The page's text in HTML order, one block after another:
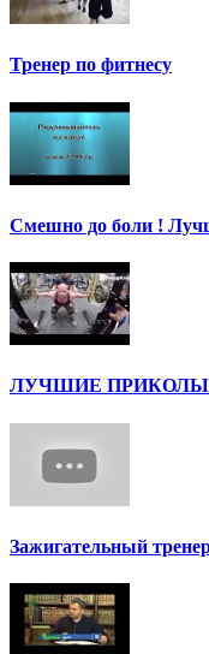
Тренер по фитнесу
Смешно до боли !
ЛУЧШИЕ ПРИКОЛЫ
Зажигательный